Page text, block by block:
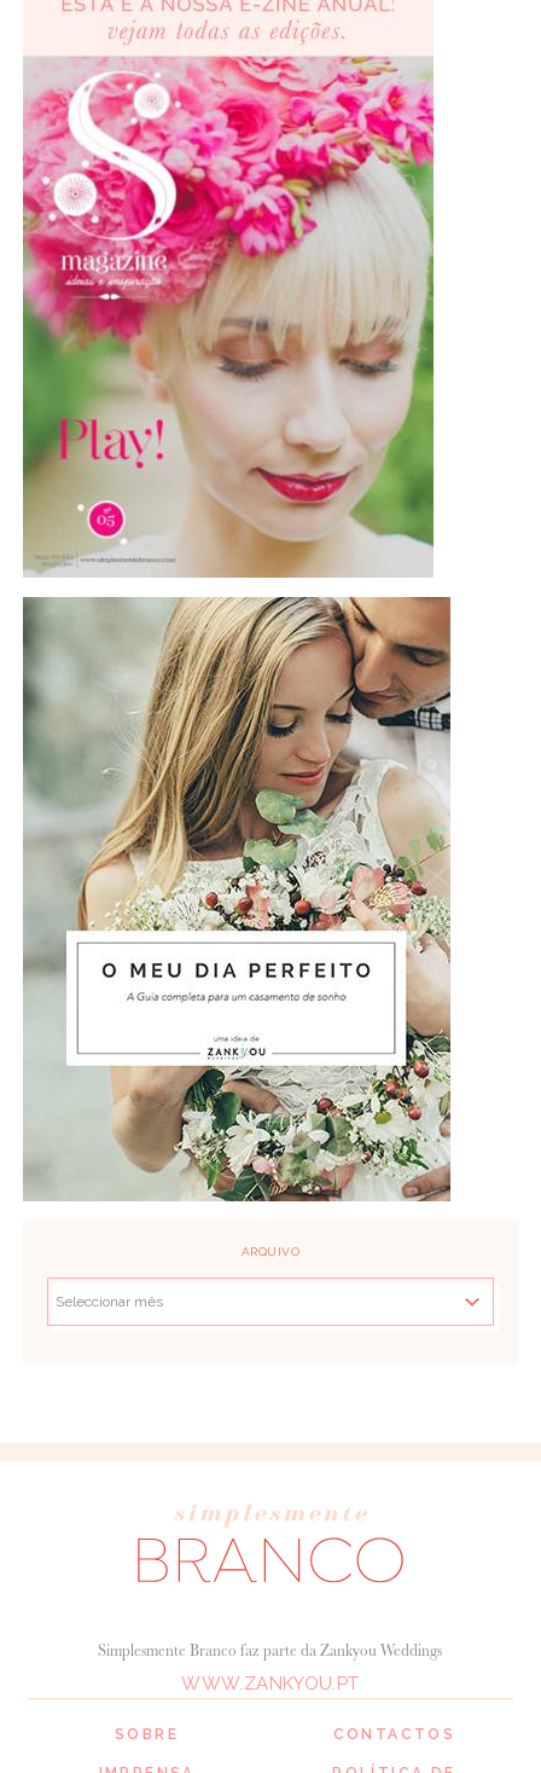
ARQUIVO
SOBRE
Simplesmente Branco faz parte da Zankyou Weddings
WWW.ZANKYOU.PT
CONTACTOS